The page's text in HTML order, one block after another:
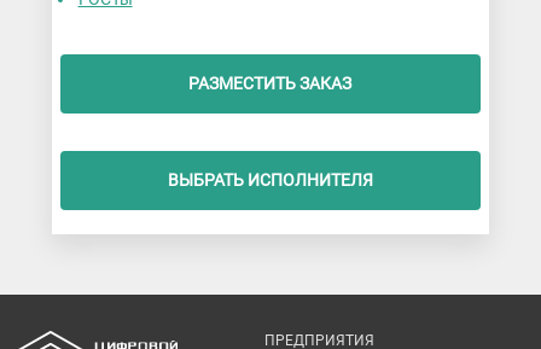
РАЗМЕСТИТЬ ЗАКАЗ
ВЫБРАТЬ ИСПОЛНИТЕЛЯ
ПРЕДПРИЯТИЯ